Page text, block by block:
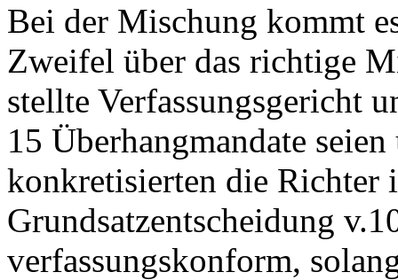
Bei der Mischung kommt
Zweifel über das richtige
stellte Verfassungsgericht
15 Überhangmandate
konkretisierten die Richter
Grundsatzentscheidung
verfassungskonform,